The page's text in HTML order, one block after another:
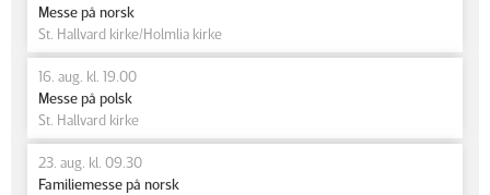
Messe på norsk
St. Hallvard kirke/Holmlia kirke
16. aug. kl. 19.00
Messe på polsk
St. Hallvard kirke
23. aug. kl. 09.30
Familiemesse på norsk